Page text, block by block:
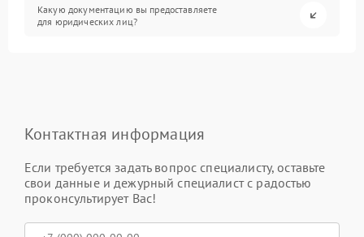
Какую документацию вы предоставляете
для юридических лиц?
Контактная информация
Если требуется задать вопрос специалисту, оставьте
свои данные и дежурный специалист с радостью
проконсультирует Вас!